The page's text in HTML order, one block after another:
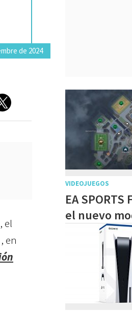
de 2024
, el
en
VIDEOJUEGOS
EA
el nuevo